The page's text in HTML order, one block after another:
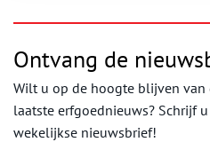
Ontvang de
Wilt u op de hoogte blijven
laatste erfgoednieuws? Schrijf
wekelijkse nieuwsbrief!